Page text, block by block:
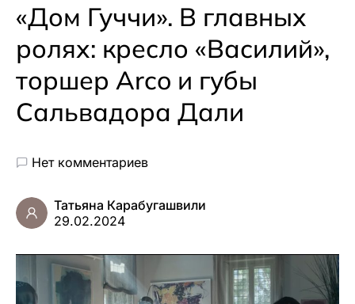
«Дом Гуччи». В главных
ролях: кресло «Василий»,
торшер Arco и губы
Сальвадора Дали
Нет комментариев
Татьяна Карабугашвили
29.02.2024